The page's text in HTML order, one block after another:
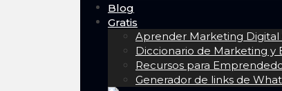
Blog
Gratis
Aprender Marketing Digital
Diccionario de Marketing y
Recursos para
Generador de links de